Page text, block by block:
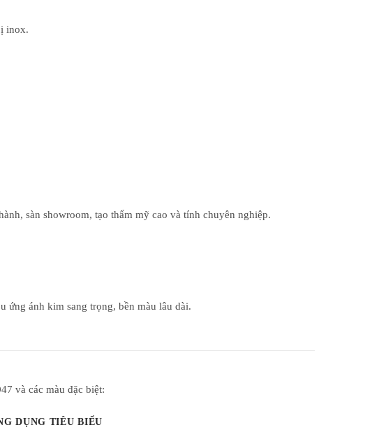
inox.
sàn showroom, tạo thẩm mỹ cao và tính chuyên nghiệp.
ứng ánh kim sang trọng, bền màu lâu dài.
và các màu đặc biệt:
DỤNG TIÊU BIỂU